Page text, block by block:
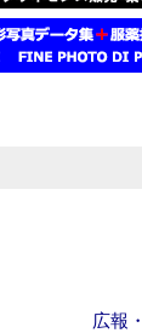
広報